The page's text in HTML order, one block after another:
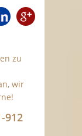
zu
wir
912